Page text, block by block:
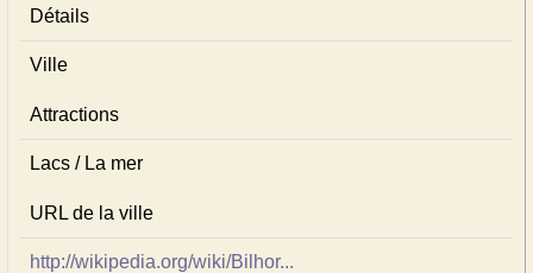
Détails
Ville
Attractions
Lacs / La mer
URL de la ville
http://wikipedia.org/wiki/Bilhor...